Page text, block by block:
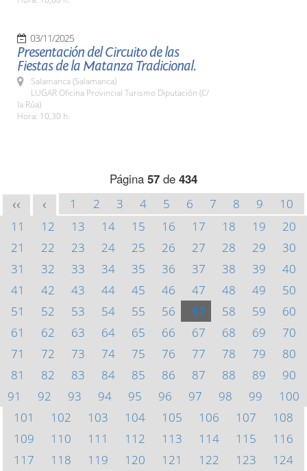
03/11/2025
Presentación del Circuito de las
Fiestas de la Matanza Tradicional.
Salamanca (Salamanca)
LUGAR Oficina Provincial Turismo Diputación (C/
la Rúa)
Hora: 10,30 h.
Página 57 de 434
<< < 1 2 3 4 5 6 7 8 9
10
11
12 13 14 15 16 17 18 19
20
21
22 23 24 25 26 27 28 29
30
31
32 33 34 35 36 37 38 39
40
41
42 43 44 45 46 47 48 49
50
51
52 53 54 55 56 57 58 59
60
61
62 63 64 65 66 67 68 69
70
71
72 73 74 75 76 77 78 79
80
81
82 83 84 85 86 87 88 89
90
91
92 93 94 95 96 97 98 99
100
101
102 103 104 105 106 107
108
109
110 111 112 113 114 115
116
117
118 119 120 121 122 123
124